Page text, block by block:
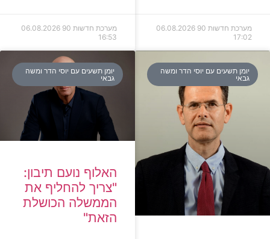
מערכת חדשות 90
06.08.2026
17:02
מערכת חדשות 90
06.08.2026
16:53
יומן תשעים עם יוסי הדר ומשה
גבאי
יומן תשעים עם יוסי הדר ומשה
גבאי
האלוף נועם תיבון:
"צריך להחליף את
הממשלה הכושלת
הזאת"